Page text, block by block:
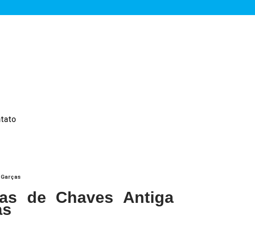
de Chaves Antiga